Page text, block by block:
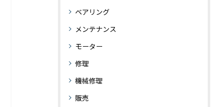
ベアリング
メンテナンス
モーター
修理
機械修理
販売